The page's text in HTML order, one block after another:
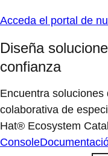
Acceda el portal de
Diseña
confianza
Encuentra soluciones
colaborativa de
Hat® Ecosystem
Console